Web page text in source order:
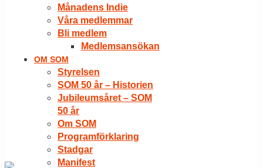
Månadens Indie
Våra medlemmar
Bli medlem
Medlemsansökan
OM SOM
Styrelsen
SOM 50 år – Historien
Jubileumsåret – SOM
50 år
Om SOM
Programförklaring
Stadgar
Manifest